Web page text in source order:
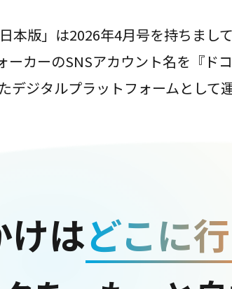
本版」は2026年4月号を持ちまし
ーカーのSNSアカウント名を『ド
デジタルプラットフォームとして
けはどこに